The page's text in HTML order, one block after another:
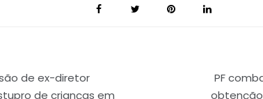
de ex-diretor
de crianças em
PF
obtenção